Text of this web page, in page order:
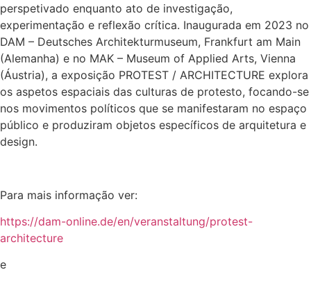
perspetivado enquanto ato de investigação,
experimentação e reflexão crítica. Inaugurada em 2023 no
DAM – Deutsches Architekturmuseum, Frankfurt am Main
(Alemanha) e no MAK – Museum of Applied Arts, Vienna
(Áustria), a exposição PROTEST / ARCHITECTURE explora
os aspetos espaciais das culturas de protesto, focando-se
nos movimentos políticos que se manifestaram no espaço
público e produziram objetos específicos de arquitetura e
design.
Para mais informação ver:
https://dam-online.de/en/veranstaltung/protest-
architecture
e